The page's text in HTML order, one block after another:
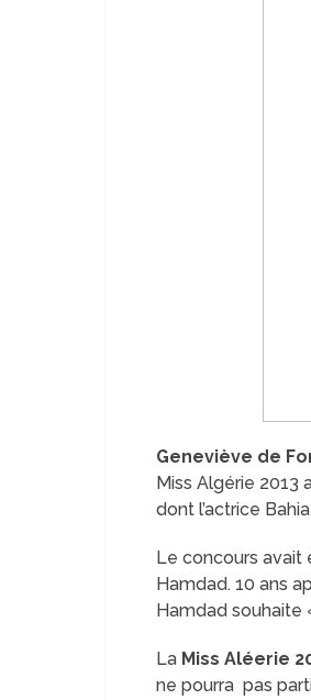
Geneviève de
Miss Algérie 2013
dont l’actrice
Le concours avait
Hamdad. 10 ans
Hamdad souhaite
La Miss Aléerie
ne pourra pas